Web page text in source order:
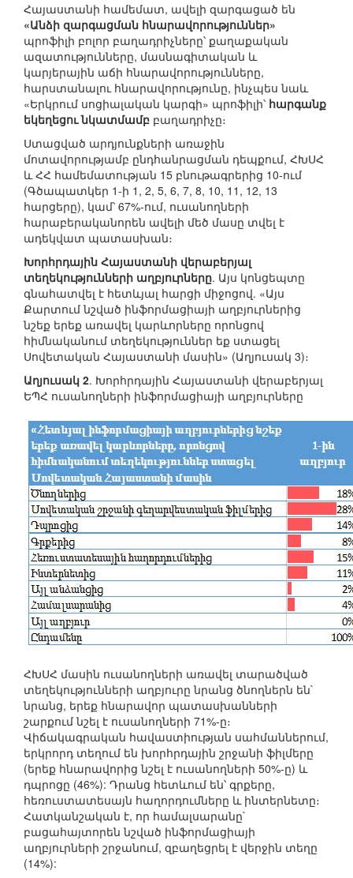
Հայաստանի համեմատ, ավելի զարգացած են
«Անձի զարգացման հնարավորություններ»
պրոֆիլի բոլոր բաղադրիչները՝ քաղաքական
ազատությունները, մասնագիտական և
կարյերային աճի հնարավորությունները,
հարստանալու հնարավորությունը, ինչպես նաև
«Երկրում սոցիալական կարգի» պրոֆիլի՝ հարգանք
եկեղեցու նկատմամբ բաղադրիչը։
Ստացված արդյունքների առաջին
մոտավորությամբ ընդհանրացման դեպքում, ՀԽՍՀ
և ՀՀ համեմատության 15 բնութագրերից 10-ում
(Գծապատկեր 1-ի 1, 2, 5, 6, 7, 8, 10, 11, 12, 13
հարցերը), կամ՝ 67%-ում, ուսանողների
հարաբերականորեն ավելի մեծ մասը տվել է
ադեկվատ պատասխան։
Խորհրդային Հայաստանի վերաբերյալ
տեղեկությունների աղբյուրները. Այս կոնցեպտը
գնահատվել է հետևյալ հարցի միջոցով. «Այս
Քարտում նշված ինֆորմացիայի աղբյուրներից
նշեք երեք առավել կարևորները որոնցով
հիմնականում տեղեկություններ եք ստացել
Սովետական Հայաստանի մասին» (Աղյուսակ 3)։
Աղյուսակ 2. Խորհրդային Հայաստանի վերաբերյալ
ԵՊՀ ուսանողների ինֆորմացիայի աղբյուրները
ՀԽՍՀ մասին ուսանողների առավել տարածված
տեղեկությունների աղբյուրը նրանց ծնողներն են`
նրանց, երեք հնարավոր պատասխանների
շարքում նշել է ուսանողների 71%-ը։
Վիճակագրական հավաստիության սահմաններում,
երկրորդ տեղում են խորհրդային շրջանի ֆիլմերը
(երեք հնարավորից նշել է ուսանողների 50%-ը) և
դպրոցը (46%): Դրանց հետևում են՝ գրքերը,
հեռուստատեսայն հաղորդումները և ինտերնետը։
Հատկանշական է, որ համալսարանը`
բացահայտորեն նշված ինֆորմացիայի
աղբյուրների շրջանում, զբաղեցրել է վերջին տեղը
(14%):